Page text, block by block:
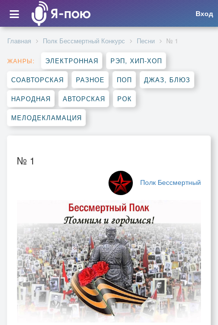
Вход
Главная Полк Бессмертный Конкурс Песни № 1
ЖАНРЫ: ЭЛЕКТРОННАЯ РЭП, ХИП-ХОП
СОАВТОРСКАЯ РАЗНОЕ ПОП ДЖАЗ, БЛЮЗ
НАРОДНАЯ АВТОРСКАЯ РОК
МЕЛОДЕКЛАМАЦИЯ
№ 1
Полк Бессмертный